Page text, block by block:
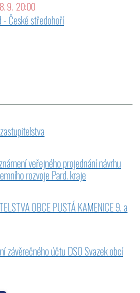
9. 20:00
České středohoří
veřejného projednání návrhu
rozvoje Pard. kraje
OBCE PUSTÁ KAMENICE 9. a
závěrečného účtu DSO Svazek obcí